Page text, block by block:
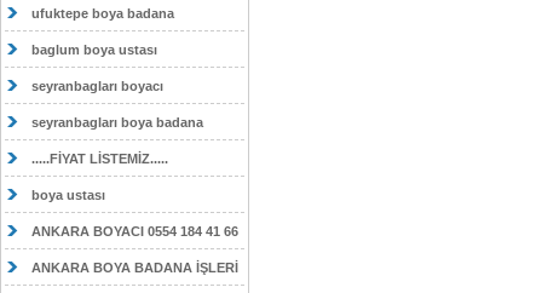
ufuktepe boya badana
baglum boya ustası
seyranbagları boyacı
seyranbagları boya badana
.....FİYAT LİSTEMİZ.....
boya ustası
ANKARA BOYACI 0554 184 41 66
ANKARA BOYA BADANA İŞLERİ